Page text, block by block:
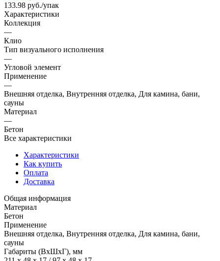
133.98 руб./упак
Характеристики
Коллекция
—
Клио
Тип визуального исполнения
—
Угловой элемент
Применение
—
Внешняя отделка, Внутренняя отделка, Для камина, бани,
сауны
Материал
—
Бетон
Все характеристики
Характеристики
Как купить
Оплата
Доставка
Общая информация
Материал
Бетон
Применение
Внешняя отделка, Внутренняя отделка, Для камина, бани,
сауны
Габариты (ВхШхГ), мм